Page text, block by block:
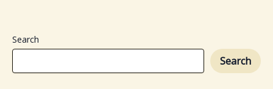
Search
Search